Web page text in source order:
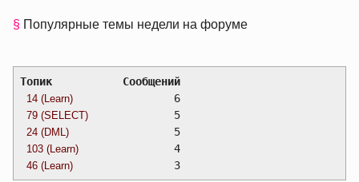
§ Популярные темы недели на форуме
Топик		Сообщений
14 (Learn)
		6
79 (SELECT)
		5
24 (DML)
		5
103 (Learn)
		4
46 (Learn)
		3